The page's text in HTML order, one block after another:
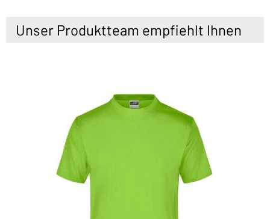
Unser Produktteam empfiehlt Ihnen